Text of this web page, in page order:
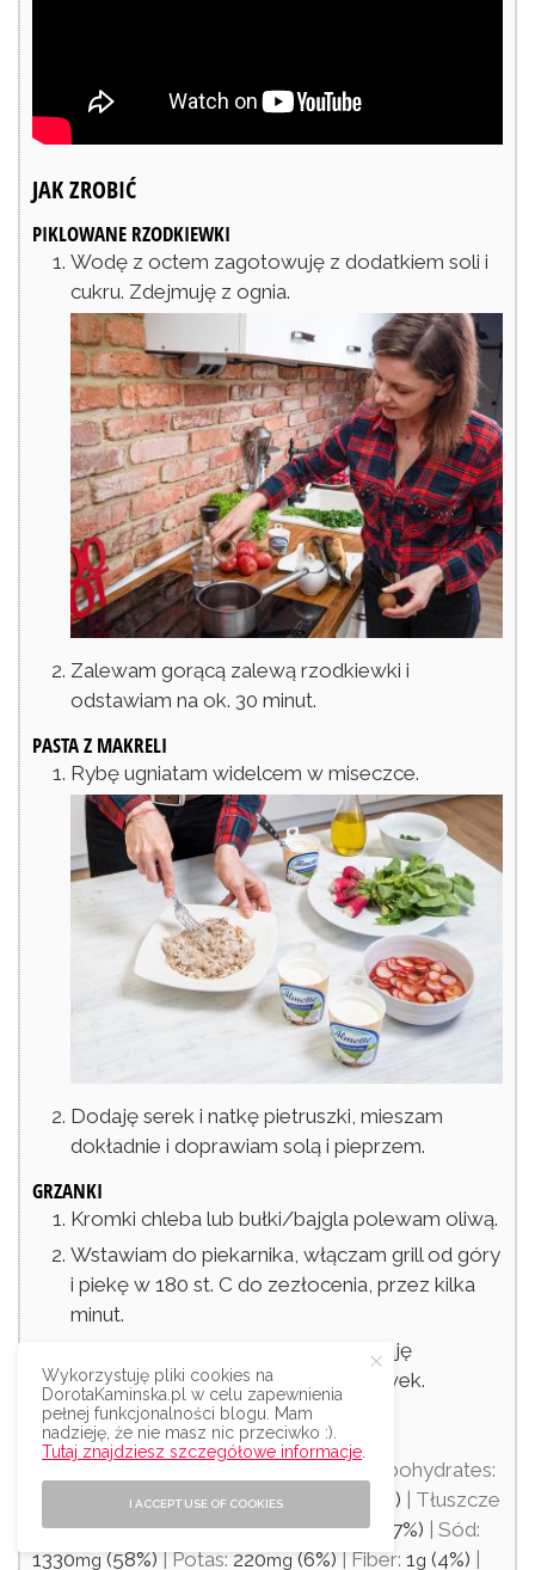
JAK ZROBIĆ
PIKLOWANE RZODKIEWKI
Wodę z octem zagotowuję z dodatkiem soli i
cukru. Zdejmuję z ognia.
Zalewam gorącą zalewą rzodkiewki i
odstawiam na ok. 30 minut.
PASTA Z MAKRELI
Rybę ugniatam widelcem w miseczce.
Dodaję serek i natkę pietruszki, mieszam
dokładnie i doprawiam solą i pieprzem.
GRZANKI
Kromki chleba lub bułki/bajgla polewam oliwą.
Wstawiam do piekarnika, włączam grill od góry
i piekę w 180 st. C do zezłocenia, przez kilka
minut.
Nakładam na kromki pastę i dekoruję
odcedzonymi plasterkami rzodkiewek.
WARTOŚCI ODŻYWCZE
Carbohydrates:
Białko:12g(24%)|Fat: (20%)
Tłuszcze
nasycone:2g(13%)|Cholesterol:21mg (7%)
Sód:
1330mg (58%) | Potas: 220mg (6%) | Fiber: 1g (4%)
Wykorzystuję pliki cookies na
DorotaKaminska.pl w celu zapewnienia
pełnej funkcjonalności blogu. Mam
nadzieję, że nie masz nic przeciwko :).
Tutaj znajdziesz szczegółowe informacje
I ACCEPT USE OF COOKIES